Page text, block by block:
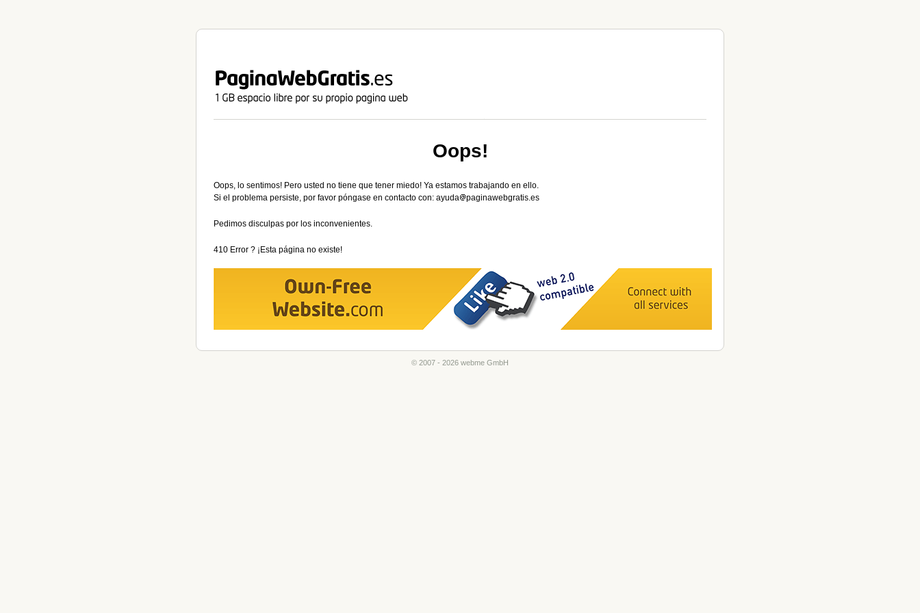
Oops!
Oops, lo sentimos! Pero usted no tiene que tener miedo! Ya estamos trabajando en ello.
Si el problema persiste, por favor póngase en contacto con: ayuda
paginawebgratis.es
Pedimos disculpas por los inconvenientes.
410 Error ? ¡Esta página no existe!
© 2007 - 2026 webme GmbH